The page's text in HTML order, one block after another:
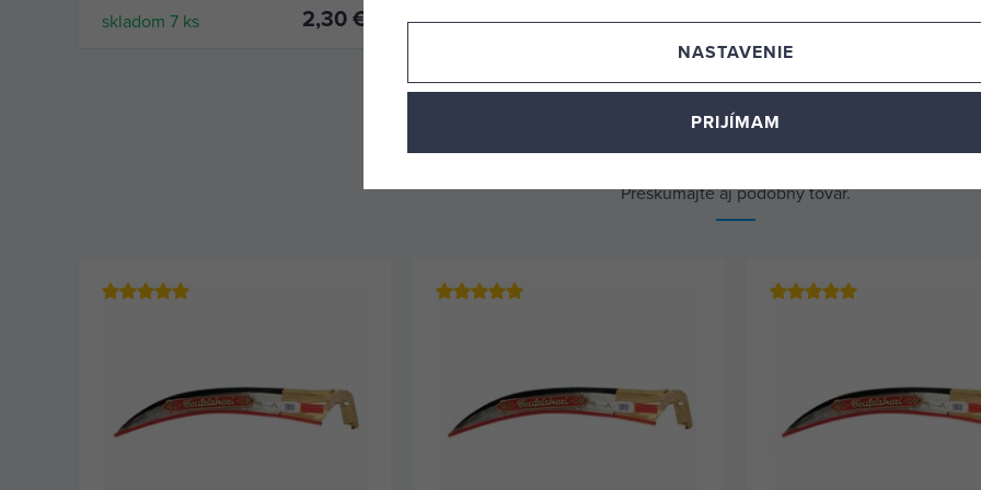
skladom 7 ks 2,30 € skladom 7 ks 23,79 € skladom 1 ks
Alternatívne produkty
Preskúmajte aj podobný tovar.
NASTAVENIE
PRIJÍMAM